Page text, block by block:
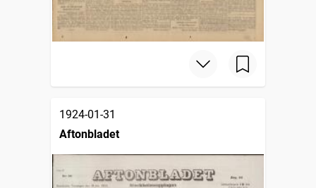
1924-01-31
Aftonbladet